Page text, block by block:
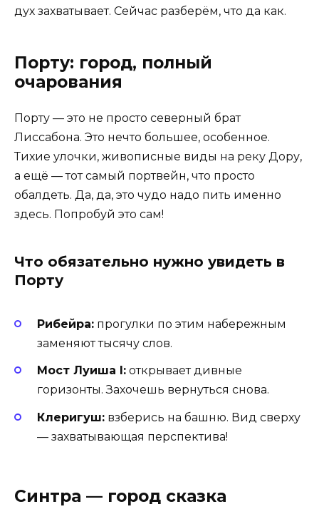
дух захватывает. Сейчас разберём, что да как.
Порту: город, полный
очарования
Порту — это не просто северный брат
Лиссабона. Это нечто большее, особенное.
Тихие улочки, живописные виды на реку Дору,
а ещё — тот самый портвейн, что просто
обалдеть. Да, да, это чудо надо пить именно
здесь. Попробуй это сам!
Что обязательно нужно увидеть в
Порту
Рибейра: прогулки по этим набережным
заменяют тысячу слов.
Мост Луиша I: открывает дивные
горизонты. Захочешь вернуться снова.
Клеригуш: взберись на башню. Вид сверху
— захватывающая перспектива!
Синтра — город сказка